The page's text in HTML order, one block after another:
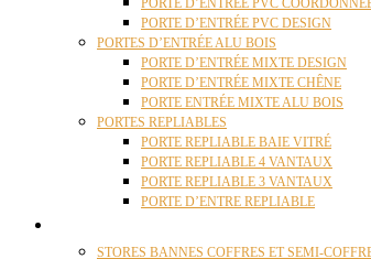
PORTE D’ENTRÉE PVC
PORTE D’ENTRÉE PVC DESIGN
PORTES D’ENTRÉE ALU BOIS
PORTE D’ENTRÉE MIXTE DESIGN
PORTE D’ENTRÉE MIXTE CHÊNE
PORTE ENTRÉE MIXTE ALU BOIS
PORTES REPLIABLES
PORTE REPLIABLE BAIE VITRÉ
PORTE REPLIABLE 4 VANTAUX
PORTE REPLIABLE 3 VANTAUX
PORTE D’ENTRE REPLIABLE
STORES BANNES COFFRES ET SEMI-